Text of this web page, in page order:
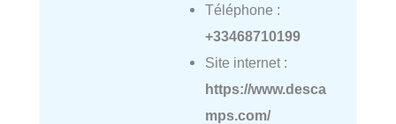
Téléphone :
+33468710199
Site internet :
https://www.desca
mps.com/